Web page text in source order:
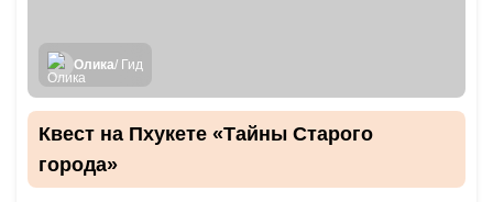
Олика/ Гид
Квест на Пхукете «Тайны Старого
города»